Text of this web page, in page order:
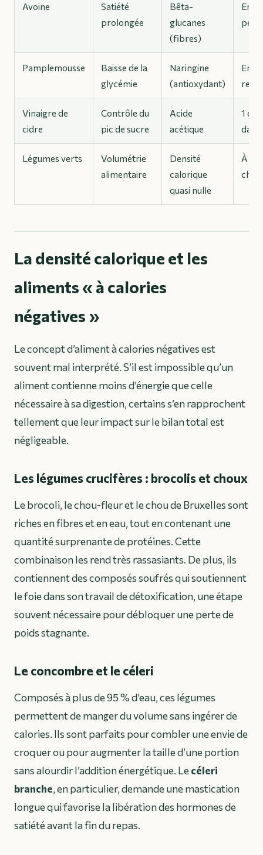
Avoine
Satiété
prolongée
Bêta-
glucanes
(fibres)
En
Pamplemousse
Baisse de la
glycémie
Naringine
(antioxydant)
En
Vinaigre de
cidre
Contrôle du
pic de sucre
Acide
acétique
1
dans
Légumes verts
Volumétrie
alimentaire
Densité
calorique
quasi nulle
À
La densité calorique et les
aliments « à calories
négatives »
Le concept d’aliment à calories négatives est
souvent mal interprété. S’il est impossible qu’un
aliment contienne moins d’énergie que celle
nécessaire à sa digestion, certains s’en rapprochent
tellement que leur impact sur le bilan total est
négligeable.
Les légumes crucifères : brocolis et choux
Le brocoli, le chou-fleur et le chou de Bruxelles sont
riches en fibres et en eau, tout en contenant une
quantité surprenante de protéines. Cette
combinaison les rend très rassasiants. De plus, ils
contiennent des composés soufrés qui soutiennent
le foie dans son travail de détoxification, une étape
souvent nécessaire pour débloquer une perte de
poids stagnante.
Le concombre et le céleri
Composés à plus de 95 % d’eau, ces légumes
permettent de manger du volume sans ingérer de
calories. Ils sont parfaits pour combler une envie de
croquer ou pour augmenter la taille d’une portion
sans alourdir l’addition énergétique. Lecéleri
branche, en particulier, demande une mastication
longue qui favorise la libération des hormones de
satiété avant la fin du repas.